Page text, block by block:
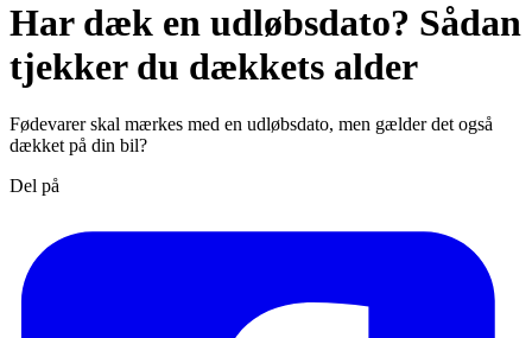
Har dæk en udløbsdato? Sådan
tjekker du dækkets alder
Fødevarer skal mærkes med en udløbsdato, men gælder det også
dækket på din bil?
Del på